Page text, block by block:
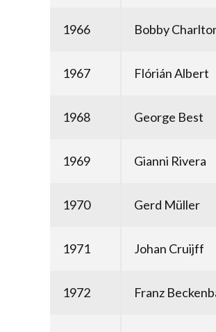
1966 Bobby
1967 Flórián Albert
1968 George Best
1969 Gianni Rivera
1970 Gerd Müller
1971 Johan Cruijff
1972 Franz